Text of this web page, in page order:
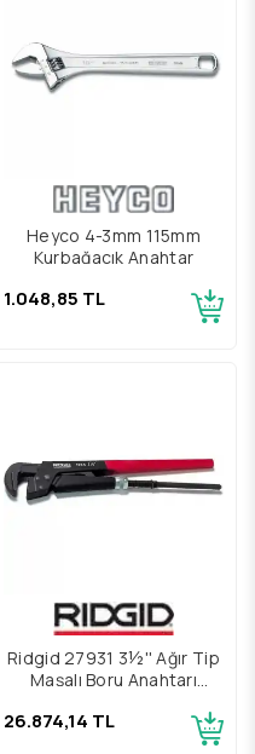
Heyco 4-3mm 115mm
Kurbağacık Anahtar
1.048,85 TL
Ridgid 27931 3½'' Ağır Tip
Maşalı Boru Anahtarı
26.874,14 TL